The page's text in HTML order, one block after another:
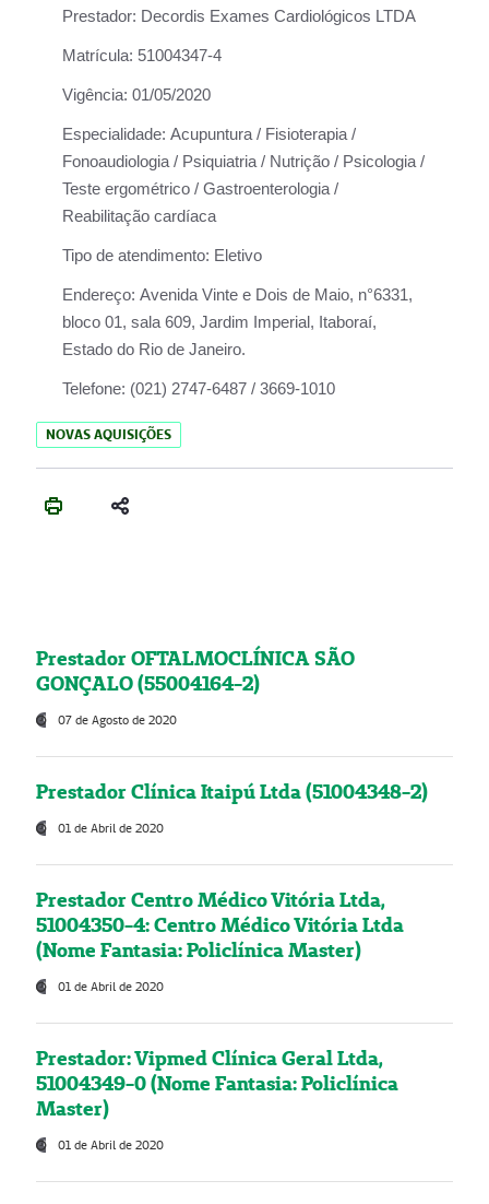
Prestador: Decordis Exames Cardiológicos LTDA
Matrícula: 51004347-4
Vigência: 01/05/2020
Especialidade: Acupuntura / Fisioterapia /
Fonoaudiologia / Psiquiatria / Nutrição / Psicologia /
Teste ergométrico / Gastroenterologia /
Reabilitação cardíaca
Tipo de atendimento: Eletivo
Endereço: Avenida Vinte e Dois de Maio, n°6331,
bloco 01, sala 609, Jardim Imperial, Itaboraí,
Estado do Rio de Janeiro.
Telefone: (021) 2747-6487 / 3669-1010
NOVAS AQUISIÇÕES
Prestador OFTALMOCLÍNICA SÃO
GONÇALO (55004164-2)
07 de Agosto de 2020
Prestador Clínica Itaipú Ltda (51004348-2)
01 de Abril de 2020
Prestador Centro Médico Vitória Ltda,
51004350-4: Centro Médico Vitória Ltda
(Nome Fantasia: Policlínica Master)
01 de Abril de 2020
Prestador: Vipmed Clínica Geral Ltda,
51004349-0 (Nome Fantasia: Policlínica
Master)
01 de Abril de 2020